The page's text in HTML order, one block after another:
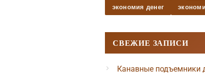
экономия денег
СВЕЖИЕ ЗАПИСИ
Канавные подъемники